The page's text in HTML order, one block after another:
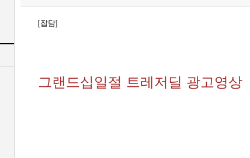
[잡담]
그랜드십일절 트레저딜 광고영상